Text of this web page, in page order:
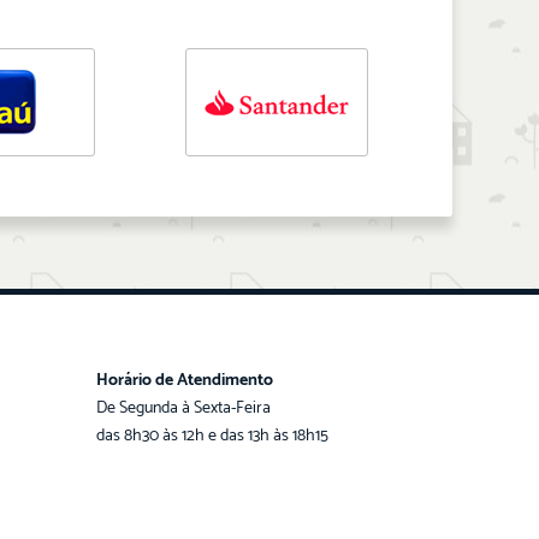
Horário de Atendimento
De Segunda à Sexta-Feira
das 8h30 às 12h e das 13h às 18h15